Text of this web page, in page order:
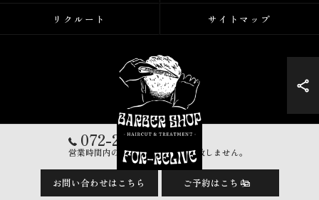
072-248-5223
営業時間内の営業電話は一切対応致しません。
お問い合わせはこちら ご予約はこちら
リクルート サイトマップ